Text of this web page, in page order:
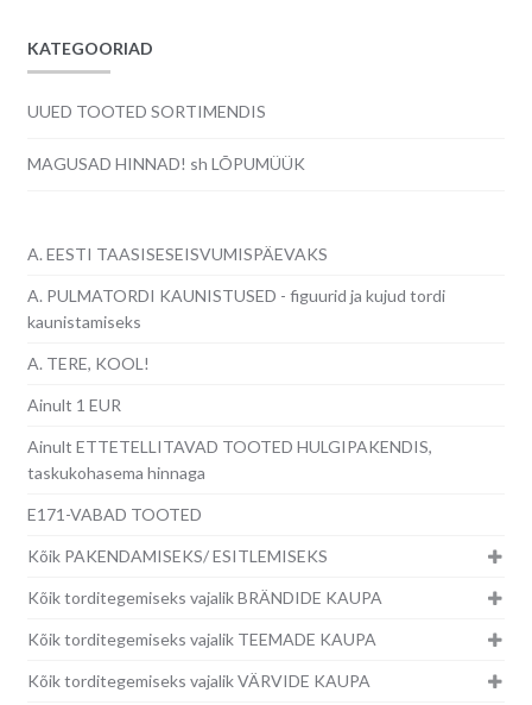
KATEGOORIAD
UUED TOOTED SORTIMENDIS
MAGUSAD HINNAD! sh LÕPUMÜÜK
A. EESTI TAASISESEISVUMISPÄEVAKS
A. PULMATORDI KAUNISTUSED - figuurid ja kujud tordi
kaunistamiseks
A. TERE, KOOL!
Ainult 1 EUR
Ainult ETTETELLITAVAD TOOTED HULGIPAKENDIS,
taskukohasema hinnaga
E171-VABAD TOOTED
Kõik PAKENDAMISEKS/ ESITLEMISEKS
Kõik torditegemiseks vajalik BRÄNDIDE KAUPA
Kõik torditegemiseks vajalik TEEMADE KAUPA
Kõik torditegemiseks vajalik VÄRVIDE KAUPA